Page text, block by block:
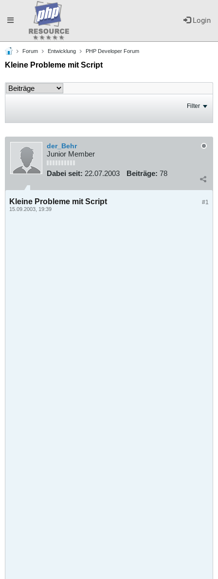
Login
Toggle
navigation
Forum Entwicklung PHP Developer Forum
Kleine Probleme mit Script
Filter
der_Behr
Junior Member
Dabei seit: 22.07.2003 Beiträge: 78
#1
Kleine Probleme mit Script
15.09.2003, 19:39